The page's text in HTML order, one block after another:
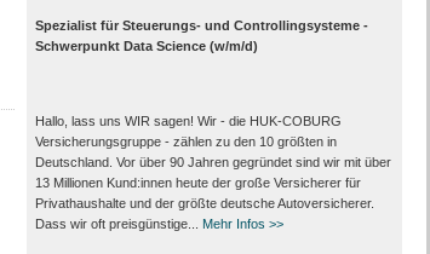
Spezialist für Steuerungs- und Controllingsysteme -
Schwerpunkt Data Science (w/m/d)
Hallo, lass uns WIR sagen! Wir - die HUK-COBURG
Versicherungsgruppe - zählen zu den 10 größten in
Deutschland. Vor über 90 Jahren gegründet sind wir mit über
13 Millionen Kund:innen heute der große Versicherer für
Privathaushalte und der größte deutsche Autoversicherer.
Dass wir oft preisgünstige...
Mehr Infos >>